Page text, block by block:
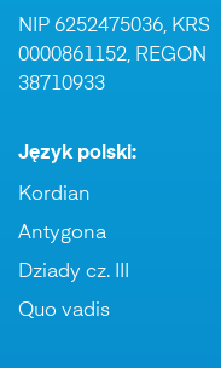
NIP 6252475036, KRS
0000861152, REGON
38710933
Język polski:
Kordian
Antygona
Dziady cz. III
Quo vadis